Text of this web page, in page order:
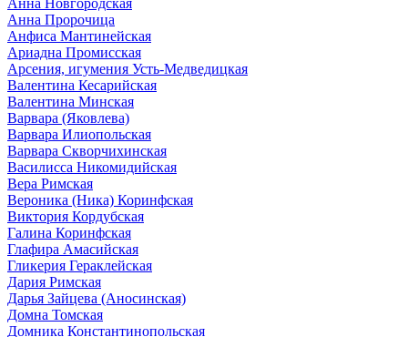
Анна Пророчица
Анфиса Мантинейская
Ариадна Промисская
Арсения, игумения Усть-Медведицкая
Валентина Кесарийская
Валентина Минская
Варвара (Яковлева)
Варвара Илиопольская
Варвара Скворчихинская
Василисса Никомидийская
Вера Римская
Вероника (Ника) Коринфская
Виктория Кордубская
Галина Коринфская
Глафира Амасийская
Гликерия Гераклейская
Дария Римская
Дарья Зайцева (Аносинская)
Домна Томская
Домника Константинопольская